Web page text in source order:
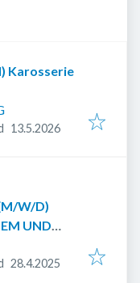
Karosserie
Veröffentlicht
13.5.2026
W/D)
UND
Veröffentlicht
28.4.2025